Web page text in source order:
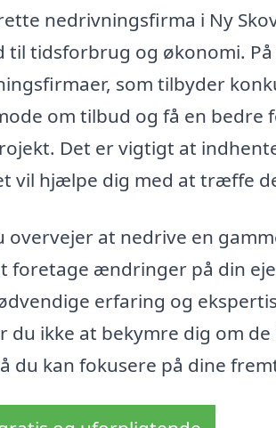
nedrivningsfirma i Ny
til tidsforbrug og økonomi.
som tilbyder
om tilbud og få en
Det er vigtigt at
vil hjælpe dig med at træffe
overvejer at nedrive en
foretage ændringer på din
erfaring og
du ikke at bekymre dig om
du kan fokusere på dine